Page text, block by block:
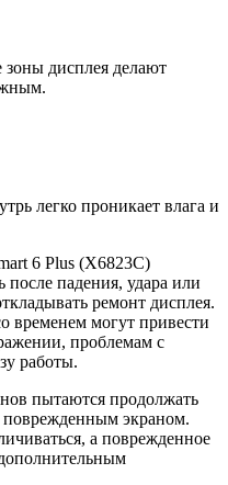
дисплея делают
легко проникает влага и
6 Plus (X6823C)
после падения, удара или
ремонт дисплея.
временем могут привести
проблемам с
работы.
пытаются продолжать
поврежденным экраном.
а поврежденное